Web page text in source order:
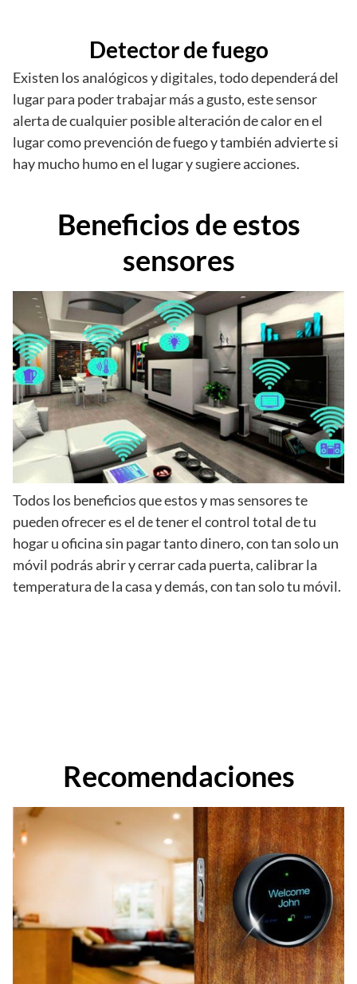
Detector de fuego
Existen los analógicos y digitales, todo dependerá del
lugar para poder trabajar más a gusto, este sensor
alerta de cualquier posible alteración de calor en el
lugar como prevención de fuego y también advierte si
hay mucho humo en el lugar y sugiere acciones.
Beneficios de estos
sensores
Todos los beneficios que estos y mas sensores te
pueden ofrecer es el de tener el control total de tu
hogar u oficina sin pagar tanto dinero, con tan solo un
móvil podrás abrir y cerrar cada puerta, calibrar la
temperatura de la casa y demás, con tan solo tu móvil.
Recomendaciones